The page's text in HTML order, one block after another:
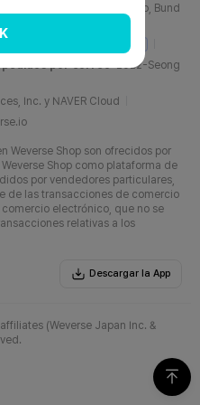
131, Bundangnaegok-ro, Bund
de Corea
por correo 2022-Seong
Inc. y NAVER Cloud
Weverse Shop son ofrecidos por
Shop como plataforma de
por vendedores particulares,
de las transacciones de comercio
electrónico, que no se
relativas a los
Descargar la App
(Weverse Japan Inc. &